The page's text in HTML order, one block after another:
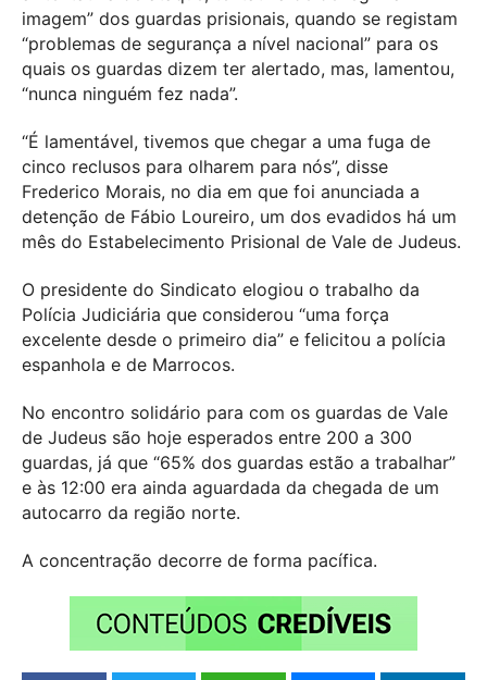
imagem” dos guardas prisionais, quando se registam
“problemas de segurança a nível nacional” para os
quais os guardas dizem ter alertado, mas, lamentou,
“nunca ninguém fez nada”.
“É lamentável, tivemos que chegar a uma fuga de
cinco reclusos para olharem para nós”, disse
Frederico Morais, no dia em que foi anunciada a
detenção de Fábio Loureiro, um dos evadidos há um
mês do Estabelecimento Prisional de Vale de Judeus.
O presidente do Sindicato elogiou o trabalho da
Polícia Judiciária que considerou “uma força
excelente desde o primeiro dia” e felicitou a polícia
espanhola e de Marrocos.
No encontro solidário para com os guardas de Vale
de Judeus são hoje esperados entre 200 a 300
guardas, já que “65% dos guardas estão a trabalhar”
e às 12:00 era ainda aguardada da chegada de um
autocarro da região norte.
A concentração decorre de forma pacífica.